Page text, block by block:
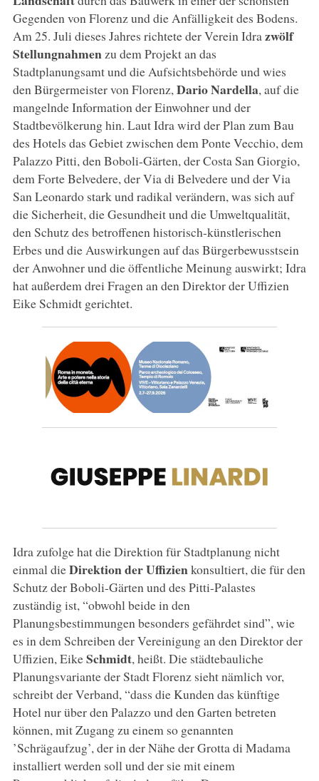
Gegenden von Florenz und die Anfälligkeit des Bodens.
Am 25. Juli dieses Jahres richtete der Verein Idra zwölf
Stellungnahmen zu dem Projekt an das
Stadtplanungsamt und die Aufsichtsbehörde und wies
den Bürgermeister von Florenz, Dario Nardella, auf die
mangelnde Information der Einwohner und der
Stadtbevölkerung hin. Laut Idra wird der Plan zum Bau
des Hotels das Gebiet zwischen dem Ponte Vecchio, dem
Palazzo Pitti, den Boboli-Gärten, der Costa San Giorgio,
dem Forte Belvedere, der Via di Belvedere und der Via
San Leonardo stark und radikal verändern, was sich auf
die Sicherheit, die Gesundheit und die Umweltqualität,
den Schutz des betroffenen historisch-künstlerischen
Erbes und die Auswirkungen auf das Bürgerbewusstsein
der Anwohner und die öffentliche Meinung auswirkt; Idra
hat außerdem drei Fragen an den Direktor der Uffizien
Eike Schmidt gerichtet.
Idra zufolge hat die Direktion für Stadtplanung nicht
einmal dieDirektion der Uffizienkonsultiert, die für den
Schutz der Boboli-Gärten und des Pitti-Palastes
zuständig ist, “obwohl beide in den
Planungsbestimmungen besonders gefährdet sind”, wie
es in dem Schreiben der Vereinigung an den Direktor der
Uffizien, EikeSchmidt, heißt. Die städtebauliche
Planungsvariante der Stadt Florenz sieht nämlich vor,
schreibt der Verband, “dass die Kunden das künftige
Hotel nur über den Palazzo und den Garten betreten
können, mit Zugang zu einem so genannten
’Schrägaufzug’, der in der Nähe der Grotta di Madama
installiert werden soll und der sie mit einem